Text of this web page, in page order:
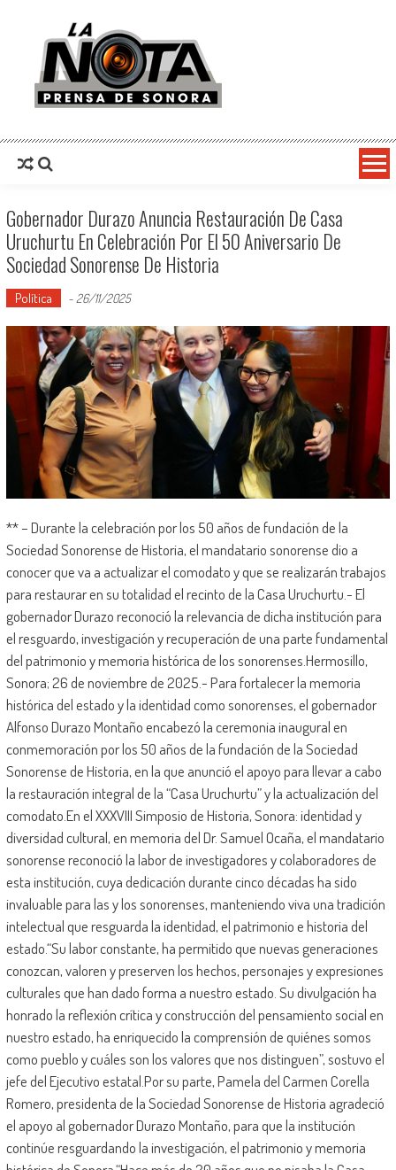
La Nota Prensa De Sonora
Gobernador Durazo Anuncia Restauración De Casa
Uruchurtu En Celebración Por El 50 Aniversario De
Sociedad Sonorense De Historia
Política - 26/11/2025
** – Durante la celebración por los 50 años de fundación de la
Sociedad Sonorense de Historia, el mandatario sonorense dio a
conocer que va a actualizar el comodato y que se realizarán trabajos
para restaurar en su totalidad el recinto de la Casa Uruchurtu.- El
gobernador Durazo reconoció la relevancia de dicha institución para
el resguardo, investigación y recuperación de una parte fundamental
del patrimonio y memoria histórica de los sonorenses.Hermosillo,
Sonora; 26 de noviembre de 2025.- Para fortalecer la memoria
histórica del estado y la identidad como sonorenses, el gobernador
Alfonso Durazo Montaño encabezó la ceremonia inaugural en
conmemoración por los 50 años de la fundación de la Sociedad
Sonorense de Historia, en la que anunció el apoyo para llevar a cabo
la restauración integral de la “Casa Uruchurtu” y la actualización del
comodato.En el XXXVIII Simposio de Historia, Sonora: identidad y
diversidad cultural, en memoria del Dr. Samuel Ocaña, el mandatario
sonorense reconoció la labor de investigadores y colaboradores de
esta institución, cuya dedicación durante cinco décadas ha sido
invaluable para las y los sonorenses, manteniendo viva una tradición
intelectual que resguarda la identidad, el patrimonio e historia del
estado.“Su labor constante, ha permitido que nuevas generaciones
conozcan, valoren y preserven los hechos, personajes y expresiones
culturales que han dado forma a nuestro estado. Su divulgación ha
honrado la reflexión crítica y construcción del pensamiento social en
nuestro estado, ha enriquecido la comprensión de quiénes somos
como pueblo y cuáles son los valores que nos distinguen”, sostuvo el
jefe del Ejecutivo estatal.Por su parte, Pamela del Carmen Corella
Romero, presidenta de la Sociedad Sonorense de Historia agradeció
el apoyo al gobernador Durazo Montaño, para que la institución
continúe resguardando la investigación, el patrimonio y memoria